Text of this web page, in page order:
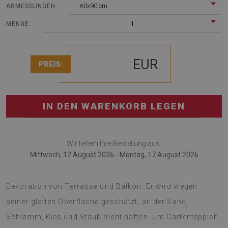
ABMESSUNGEN: 60x90 cm
MENGE: 1
PREIS: EUR
IN DEN WARENKORB LEGEN
Wir liefern Ihre Bestellung aus:
Mittwoch, 12 August 2026 - Montag, 17 August 2026
Dekoration von Terrasse und Balkon. Er wird wegen
seiner glatten Oberfläche geschätzt, an der Sand,
Schlamm, Kies und Staub nicht haften. Um Gartenteppich